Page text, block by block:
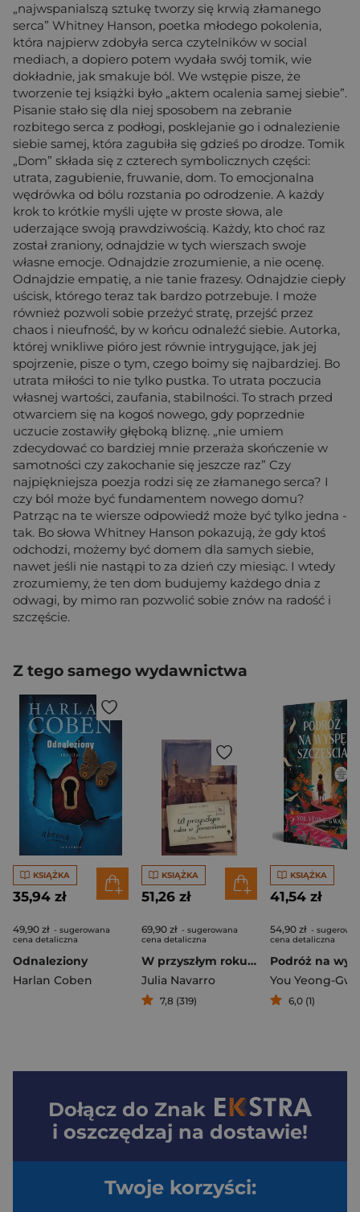
„najwspanialszą sztukę tworzy się krwią złamanego
serca” Whitney Hanson, poetka młodego pokolenia,
która najpierw zdobyła serca czytelników w social
mediach, a dopiero potem wydała swój tomik, wie
dokładnie, jak smakuje ból. We wstępie pisze, że
tworzenie tej książki było „aktem ocalenia samej siebie”.
Pisanie stało się dla niej sposobem na zebranie
rozbitego serca z podłogi, posklejanie go i odnalezienie
siebie samej, która zagubiła się gdzieś po drodze. Tomik
„Dom” składa się z czterech symbolicznych części:
utrata, zagubienie, fruwanie, dom. To emocjonalna
wędrówka od bólu rozstania po odrodzenie. A każdy
krok to krótkie myśli ujęte w proste słowa, ale
uderzające swoją prawdziwością. Każdy, kto choć raz
został zraniony, odnajdzie w tych wierszach swoje
własne emocje. Odnajdzie zrozumienie, a nie ocenę.
Odnajdzie empatię, a nie tanie frazesy. Odnajdzie ciepły
uścisk, którego teraz tak bardzo potrzebuje. I może
również pozwoli sobie przeżyć stratę, przejść przez
chaos i nieufność, by w końcu odnaleźć siebie. Autorka,
której wnikliwe pióro jest równie intrygujące, jak jej
spojrzenie, pisze o tym, czego boimy się najbardziej. Bo
utrata miłości to nie tylko pustka. To utrata poczucia
własnej wartości, zaufania, stabilności. To strach przed
otwarciem się na kogoś nowego, gdy poprzednie
uczucie zostawiły głęboką bliznę. „nie umiem
zdecydować co bardziej mnie przeraża skończenie w
samotności czy zakochanie się jeszcze raz” Czy
najpiękniejsza poezja rodzi się ze złamanego serca? I
czy ból może być fundamentem nowego domu?
Patrząc na te wiersze odpowiedź może być tylko jedna -
tak. Bo słowa Whitney Hanson pokazują, że gdy ktoś
odchodzi, możemy być domem dla samych siebie,
nawet jeśli nie nastąpi to za dzień czy miesiąc. I wtedy
zrozumiemy, że ten dom budujemy każdego dnia z
odwagi, by mimo ran pozwolić sobie znów na radość i
szczęście.
Z tego samego wydawnictwa
KSIĄŻKA
35,94 zł
49,90 zł - sugerowana
cena detaliczna
Odnaleziony
Harlan Coben
KSIĄŻKA
51,26 zł
69,90 zł - sugerowana
cena detaliczna
W przyszłym roku w Jerozolimie
Julia Navarro
7,8 (319)
KSIĄŻKA
41,54 zł
54,90 zł -
cena detaliczna
You Yeong-
6,0 (1)
Dołącz do Znak
i oszczędzaj na dostawie!
Twoje korzyści: